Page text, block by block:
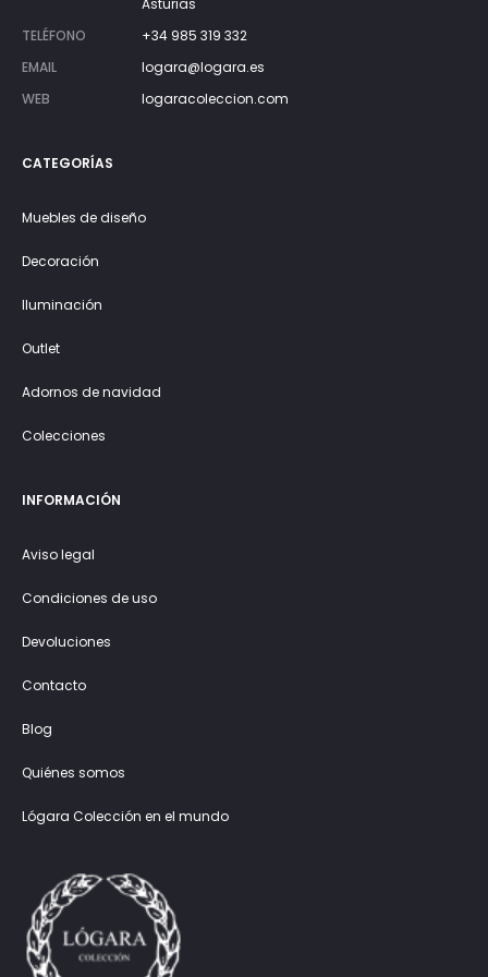
TELÉFONO
+34 985 319 332
EMAIL
logara@logara.es
WEB
logaracoleccion.com
CATEGORÍAS
Muebles de diseño
Decoración
Iluminación
Outlet
Adornos de navidad
Colecciones
INFORMACIÓN
Aviso legal
Condiciones de uso
Devoluciones
Contacto
Blog
Quiénes somos
Lógara Colección en el mundo